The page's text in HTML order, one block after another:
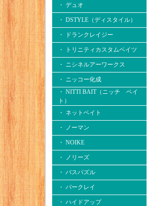
・ デュオ
・ DSTYLE（ディスタイル）
・ ドランクレイジー
・ トリニティカスタムベイツ
・ ニシネルアーワークス
・ ニッコー化成
・ NITTI BAIT（ニッチ ベイ
ト）
・ ネットベイト
・ ノーマン
・ NOIKE
・ ノリーズ
・ バスパズル
・ バークレイ
・ ハイドアップ